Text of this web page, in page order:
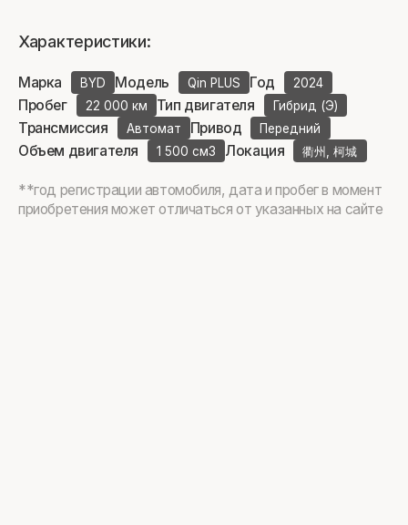
Характеристики:
Марка BYD Модель Qin PLUS Год 2024
Пробег 22 000 км Тип двигателя Гибрид (Э)
Трансмиссия Автомат Привод Передний
Объем двигателя 1 500 см3 Локация 衢州, 柯城
**год регистрации автомобиля, дата и пробег в момент
приобретения может отличаться от указанных на сайте